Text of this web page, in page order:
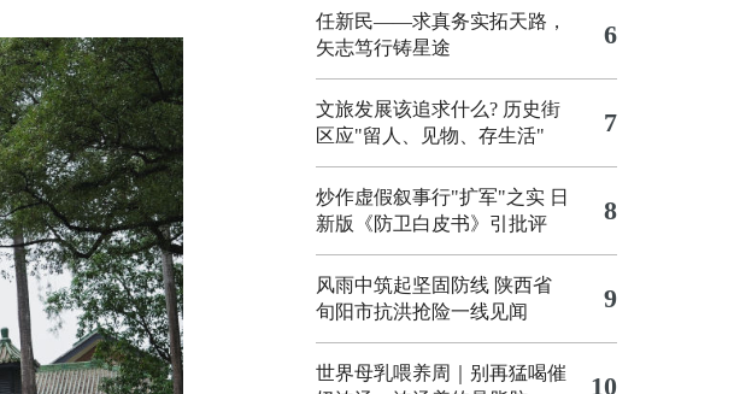
任新民——求真务实拓天路，
矢志笃行铸星途
6
文旅发展该追求什么? 历史街
区应"留人、见物、存生活"
7
炒作虚假叙事行"扩军"之实 日
新版《防卫白皮书》引批评
8
风雨中筑起坚固防线 陕西省
旬阳市抗洪抢险一线见闻
9
世界母乳喂养周｜别再猛喝催
10